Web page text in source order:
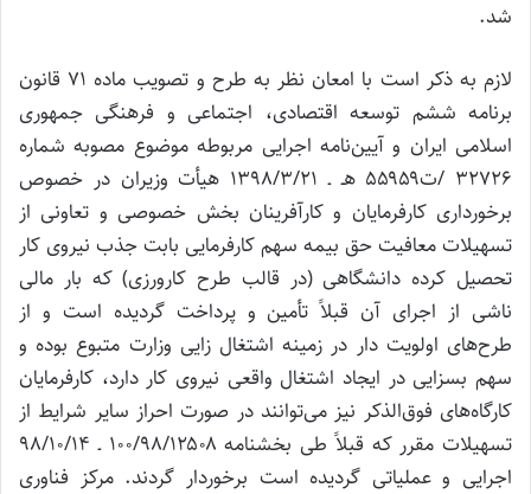
شد.
لازم به ذکر است با امعان نظر به طرح و تصویب ماده ۷۱ قانون
برنامه ششم توسعه اقتصادی، اجتماعی و فرهنگی جمهوری
اسلامی ایران و آیین‌نامه اجرایی مربوطه موضوع مصوبه شماره
۳۲۷۲۶ /ت۵۵۹۵۹ هـ ـ ۱۳۹۸/۳/۲۱ هیأت وزیران در خصوص
برخورداری کارفرمایان و کارآفرینان بخش خصوصی و تعاونی از
تسهیلات معافیت حق بیمه سهم کارفرمایی بابت جذب نیروی کار
تحصیل کرده دانشگاهی (در قالب طرح کارورزی) که بار مالی
ناشی از اجرای آن قبلاً تأمین و پرداخت گردیده است و از
طرح‌های اولویت دار در زمینه اشتغال زایی وزارت متبوع بوده و
سهم بسزایی در ایجاد اشتغال واقعی نیروی کار دارد، کارفرمایان
کارگاه‌های فوق‌الذکر نیز می‌توانند در صورت احراز سایر شرایط از
تسهیلات مقرر که قبلاً طی بخشنامه ۱۰۰/۹۸/۱۲۵۰۸ ـ ۹۸/۱۰/۱۴
اجرایی و عملیاتی گردیده است برخوردار گردند. مرکز فناوری